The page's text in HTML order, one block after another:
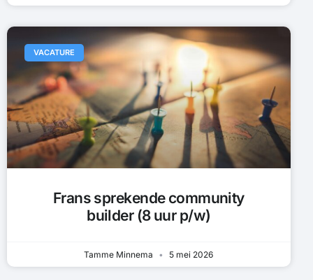
VACATURE
Frans sprekende community
builder (8 uur p/w)
Tamme Minnema 5 mei 2026